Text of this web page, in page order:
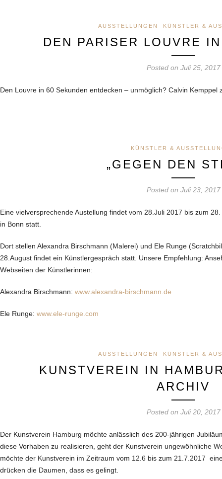
AUSSTELLUNGEN KÜNSTLER &
DEN PARISER LOUVRE
Posted on Juli 25, 2017
Den Louvre in 60 Sekunden entdecken – unmöglich? Calvin Kemppel
KÜNSTLER &
„GEGEN DEN
Posted on Juli 23, 2017
Eine vielversprechende Austellung findet vom 28.Juli 2017 bis zum
in Bonn statt.
Dort stellen Alexandra Birschmann (Malerei) und Ele Runge
28.August findet ein Künstlergespräch statt. Unsere Empfehlung:
Webseiten der Künstlerinnen:
Alexandra Birschmann: www.alexandra-birschmann.de
Ele Runge: www.ele-runge.com
AUSSTELLUNGEN KÜNSTLER &
KUNSTVEREIN IN
ARCHIV
Posted on Juli 20, 2017
Der Kunstverein Hamburg möchte anlässlich des 200-jährigen
diese Vorhaben zu realisieren, geht der Kunstverein ungewöhnliche
möchte der Kunstverein im Zeitraum vom 12.6 bis zum 21.7.2017
drücken die Daumen, dass es gelingt.